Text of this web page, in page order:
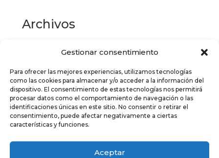
Gestionar consentimiento
Para ofrecer las mejores experiencias, utilizamos tecnologías
como las cookies para almacenar y/o acceder a la información del
dispositivo. El consentimiento de estas tecnologías nos permitirá
procesar datos como el comportamiento de navegación o las
identificaciones únicas en este sitio. No consentir o retirar el
consentimiento, puede afectar negativamente a ciertas
características y funciones.
Aceptar
Archivos
Categorías
No hay categorías
Meta
Acceder
Feed de entradas
Feed de comentarios